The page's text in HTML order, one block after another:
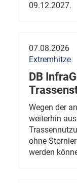
09.12.2027.
07.08.2026
Extremhitze
DB
Wegen der
weiterhin
ohne
werden